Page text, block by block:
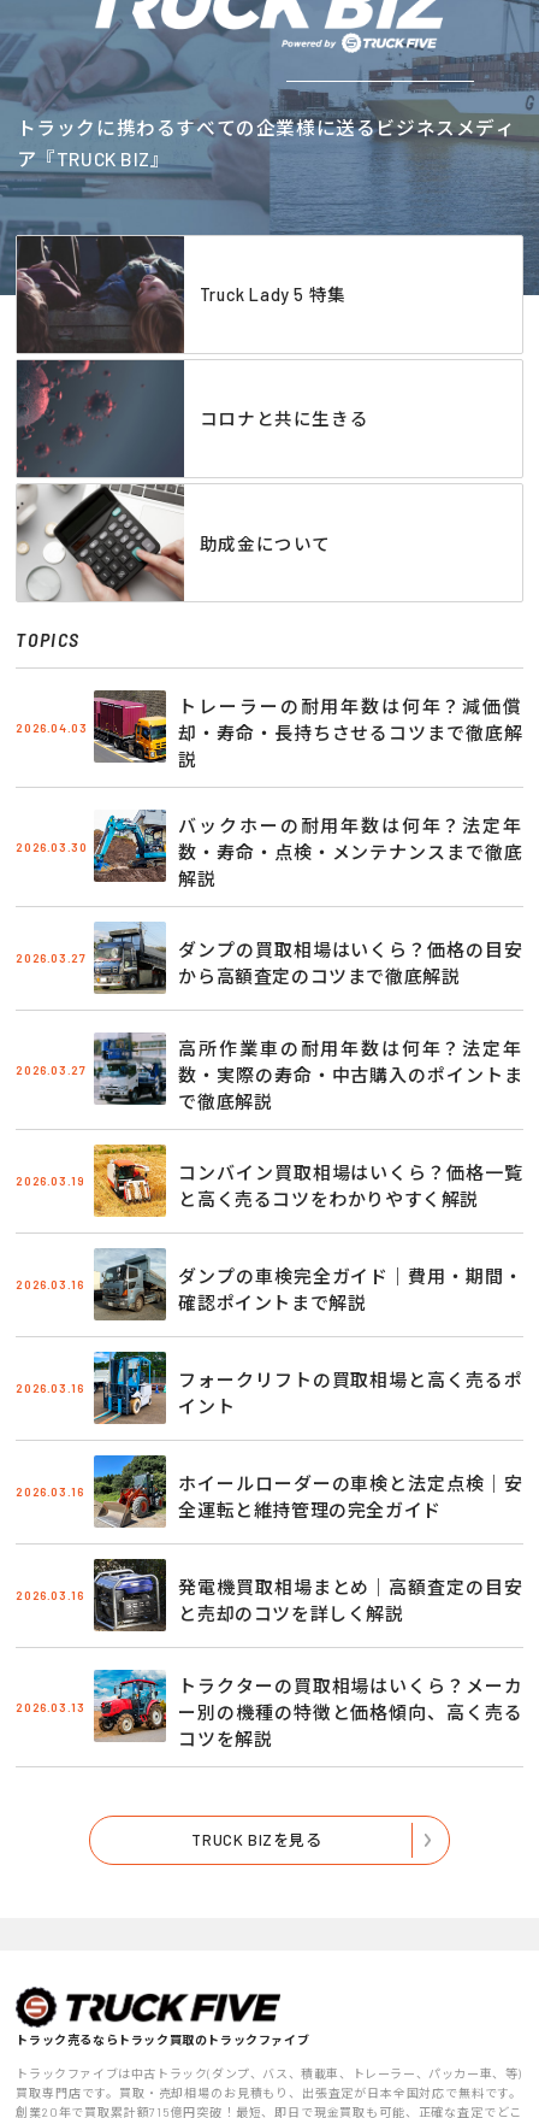
トラックに携わるすべての企業様に送るビジネスメディ
ア『TRUCK BIZ』
Truck Lady 5 特集
コロナと共に生きる
助成金について
TOPICS
2026.04.03
トレーラーの耐用年数は何年？減価償
却・寿命・長持ちさせるコツまで徹底解
説
2026.03.30
バックホーの耐用年数は何年？法定年
数・寿命・点検・メンテナンスまで徹底
解説
2026.03.27
ダンプの買取相場はいくら？価格の目安
から高額査定のコツまで徹底解説
2026.03.27
高所作業車の耐用年数は何年？法定年
数・実際の寿命・中古購入のポイントま
で徹底解説
2026.03.19
コンバイン買取相場はいくら？価格一覧
と高く売るコツをわかりやすく解説
2026.03.16
ダンプの車検完全ガイド｜費用・期間・
確認ポイントまで解説
2026.03.16
フォークリフトの買取相場と高く売るポ
イント
2026.03.16
ホイールローダーの車検と法定点検｜安
全運転と維持管理の完全ガイド
2026.03.16
発電機買取相場まとめ｜高額査定の目安
と売却のコツを詳しく解説
2026.03.13
トラクターの買取相場はいくら？メーカ
ー別の機種の特徴と価格傾向、高く売る
コツを解説
TRUCK BIZを見る
トラック売るならトラック買取のトラックファイブ
トラックファイブは中古トラック(ダンプ、バス、積載車、トレーラー、パッカー車、等)
買取専門店です。買取・売却相場のお見積もり、出張査定が日本全国対応で無料です。
創業20年で買取累計額715億円突破！最短、即日で現金買取も可能、正確な査定でどこ